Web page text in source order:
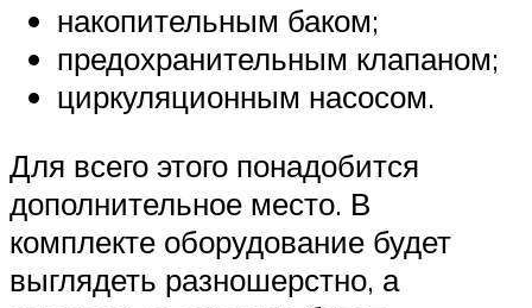
накопительным баком;
предохранительным клапаном;
циркуляционным насосом.
Для всего этого понадобится
дополнительное место. В
комплекте оборудование будет
выглядеть разношерстно, а